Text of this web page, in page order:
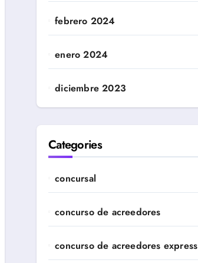
febrero 2024
enero 2024
diciembre 2023
Categories
concursal
concurso de acreedores
concurso de acreedores express